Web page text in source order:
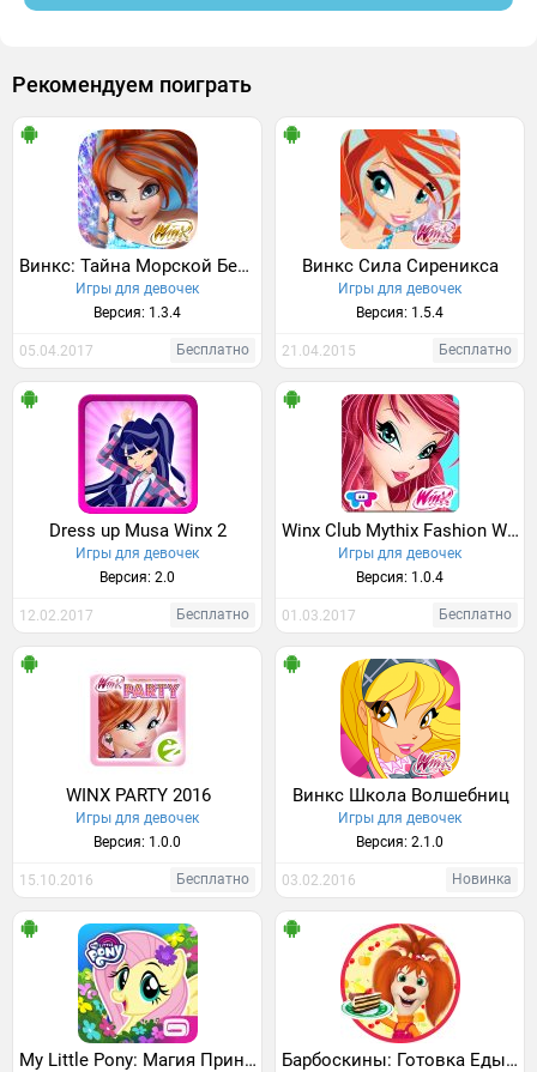
Рекомендуем поиграть
Винкс: Тайна Морской Бездны
Игры для девочек
Версия: 1.3.4
05.04.2017 Бесплатно
Винкс Сила Сиреникса
Игры для девочек
Версия: 1.5.4
21.04.2015 Бесплатно
Dress up Musa Winx 2
Игры для девочек
Версия: 2.0
12.02.2017 Бесплатно
Winx Club Mythix Fashion Wings
Игры для девочек
Версия: 1.0.4
01.03.2017 Бесплатно
WINX PARTY 2016
Игры для девочек
Версия: 1.0.0
15.10.2016 Бесплатно
Винкс Школа Волшебниц
Игры для девочек
Версия: 2.1.0
03.02.2016 Новинка
My Little Pony: Магия Принцесс Барбоскины: Готовка Еды для Девочек